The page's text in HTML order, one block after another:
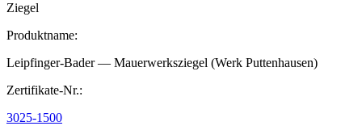
Ziegel
Produktname:
Leipfinger-Bader — Mauerwerksziegel (Werk Puttenhausen)
Zertifikate-Nr.:
3025-1500